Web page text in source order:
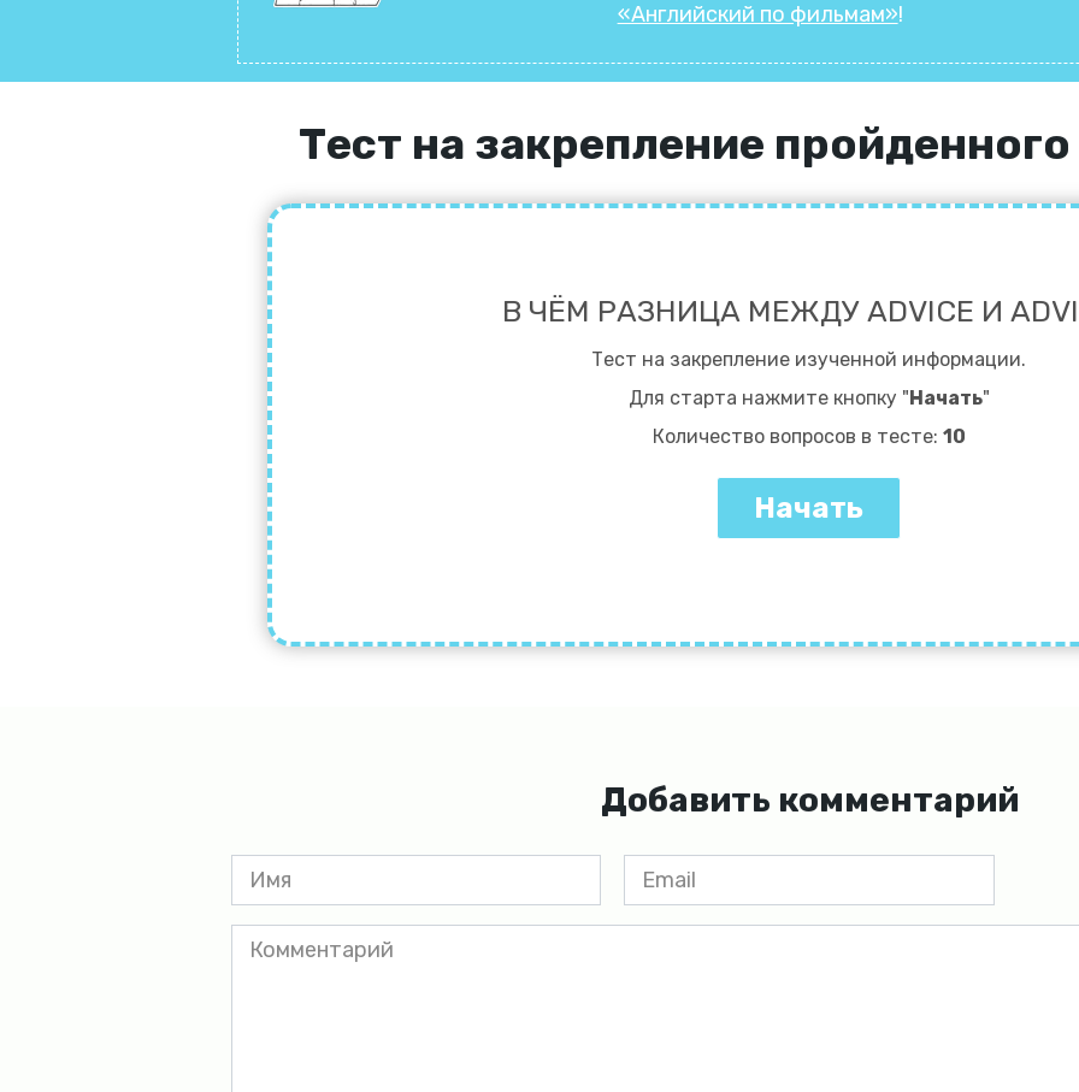
«Английский по фильмам»!
Тест на закрепление
В ЧЁМ РАЗНИЦА МЕЖДУ ADVICE И
Тест на закрепление изученной информации.
Для старта нажмите кнопку "Начать"
Количество вопросов в тесте: 10
Добавить комментарий
Имя
*
Email
*
Комментарий